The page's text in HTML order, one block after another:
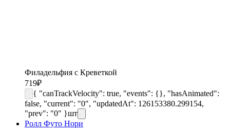
Филадельфия с Креветкой
719₽
{ "canTrackVelocity": true, "events": {}, "hasAnimated":
false, "current": "0", "updatedAt": 126153380.299154,
"prev": "0" }шт
Ролл Футо Нори